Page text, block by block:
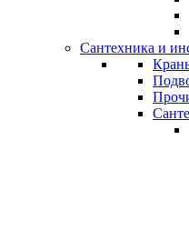
Сантехника и